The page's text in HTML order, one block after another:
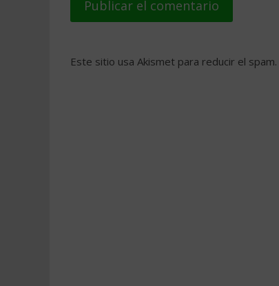
Este sitio usa Akismet para reducir el spam.